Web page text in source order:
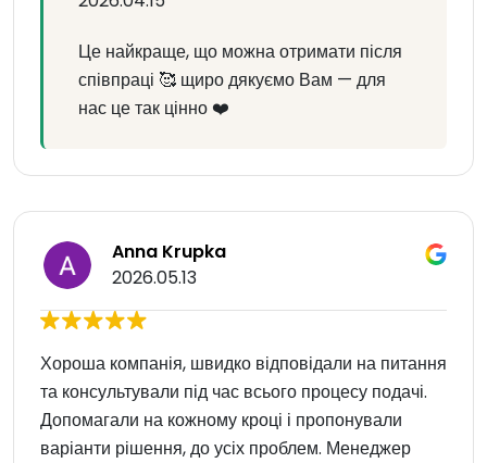
Це найкраще, що можна отримати після
співпраці 🥰 щиро дякуємо Вам — для
нас це так цінно ❤️
Anna Krupka
2026.05.13
Хороша компанія, швидко відповідали на питання
та консультували під час всього процесу подачі.
Допомагали на кожному кроці і пропонували
варіанти рішення, до усіх проблем. Менеджер